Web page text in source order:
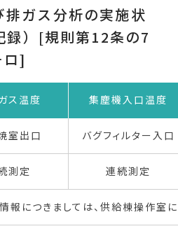
排ガス分析の実施状
録）[規則第12条の7
ロ]
ス温度 集塵機入口温度
室出口 バグフィルター入口
測定 連続測定
報につきましては、供給棟操作室